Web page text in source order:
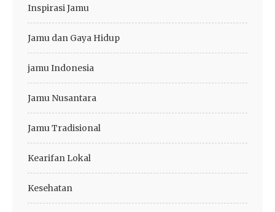
Inspirasi Jamu
Jamu dan Gaya Hidup
jamu Indonesia
Jamu Nusantara
Jamu Tradisional
Kearifan Lokal
Kesehatan